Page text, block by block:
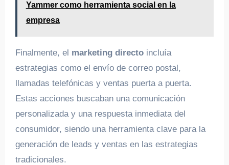
Yammer como herramienta social en la
empresa
Finalmente, el marketing directoincluía
estrategias como el envío de correo postal,
llamadas telefónicas y ventas puerta a puerta.
Estas acciones buscaban una comunicación
personalizada y una respuesta inmediata del
consumidor, siendo una herramienta clave para la
generación de leads y ventas en las estrategias
tradicionales.